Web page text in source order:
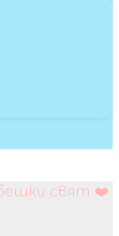
свят ❤️